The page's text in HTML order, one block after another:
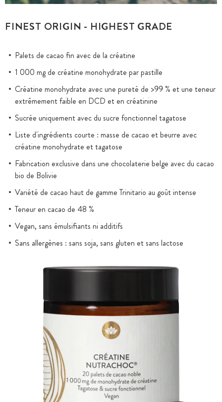
FINEST ORIGIN - HIGHEST GRADE
Palets de cacao fin avec de la créatine
1 000 mg de créatine monohydrate par pastille
Créatine monohydrate avec une pureté de >99 % et une teneur
extrêmement faible en DCD et en créatinine
Sucrée uniquement avec du sucre fonctionnel tagatose
Liste d'ingrédients courte : masse de cacao et beurre avec
créatine monohydrate et tagatose
Fabrication exclusive dans une chocolaterie belge avec du cacao
bio de Bolivie
Variété de cacao haut de gamme Trinitario au goût intense
Teneur en cacao de 48 %
Vegan, sans émulsifiants ni additifs
Sans allergènes : sans soja, sans gluten et sans lactose